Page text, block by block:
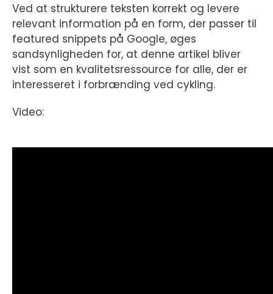
Ved at strukturere teksten korrekt og levere
relevant information på en form, der passer til
featured snippets på Google, øges
sandsynligheden for, at denne artikel bliver
vist som en kvalitetsressource for alle, der er
interesseret i forbrænding ved cykling.
Video: